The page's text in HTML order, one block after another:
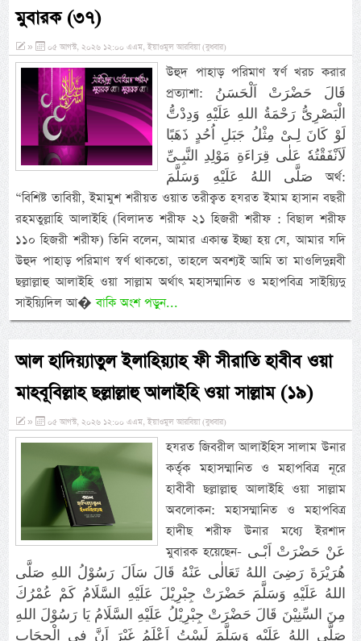
মুবারক (৩৭)
» ০৫ আগস্ট, ২০২৬ ১২:০০ এএম, ইয়াওমুল আরবিয়া (বুধবার)
উহুদ পাহাড় পরিমাণ স্বর্ণ খরচ করার
প্রত্যাশা: قَالَ حَضْرَتْ اَلْحَسَنُ
الْبَصْرِىُّ رَحْمَةُ اللهِ عَلَيْهِ وَدِدْتُّ
لَوْ كَانَ لِـىْ مِثْلُ جَبَلِ اُحُدٍ ذَهَبًا
لَاَنْفَقْتُهٗ عَلٰى قِرَاءَةِ مَوْلِدِ النَّبِـىِّ
صَلَّى اللهُ عَلَيْهِ وَسَلَّمَ অর্থ:
“বিশিষ্ট তাবিয়ী, ইমামুশ শরীয়ত ওয়াত তরীক্বত হযরত ইমাম হাসান বছরী
রহমতুল্লাহি আলাইহি (বিলাদত শরীফ ২১ হিজরী শরীফ : বিছাল শরীফ
১১০ হিজরী শরীফ) তিনি বলেন, আমার একান্ত ইচ্ছা হয় যে, আমার যদি
উহুদ পাহাড় পরিমাণ স্বর্ণ থাকতো, তাহলে অবশ্যই আমি তা মাওলিদুন্নবী
ছল্লাল্লাহু আলাইহি ওয়া সাল্লাম অর্থাৎ মহাসম্মানিত ও মহাপবিত্র সাইয়্যিদু
সাইয়্যিদিল আ�বাকি অংশ পড়ুন...
আল হাদিয়্যাতুল ইলাহিয়্যাহ ফী সীরাতি হাবীব ওয়া
মাহবূবিল্লাহ ছল্লাল্লাহু আলাইহি ওয়া সাল্লাম (১৯)
» ০৫ আগস্ট, ২০২৬ ১২:০০ এএম, ইয়াওমুল আরবিয়া (বুধবার)
হযরত জিবরীল আলাইহিস সালাম উনার
কর্তৃক মহাসম্মানিত ও মহাপবিত্র নূরে
হাবীবী ছল্লাল্লাহু আলাইহি ওয়া সাল্লাম
অবলোকন: মহাসম্মানিত ও মহাপবিত্র
হাদীছ শরীফ উনার মধ্যে ইরশাদ
মুবারক হয়েছেন- عَنْ حَضْرَتْ اَبْـى
هُرَيْرَةَ رَضِىَ اللهُ تَعَالٰى عَنْهُ قَالَ سَاَلَ رَسُوْلُ اللهِ صَلَّى
اللهُ عَلَيْهِ وَسَلَّمَ حَضْرَتْ جِبْرِيْلَ عَلَيْهِ السَّلَامُ كَمْ عُمْرُكَ
مِنَ السِّنِيْنَ قَالَ حَضْرَتْ جِبْرِيْلُ عَلَيْهِ السَّلَامُ يَا رَسُوْلَ اللهِ
صَلَّى اللهُ عَلَيْهِ وَسَلَّمَ لَسْتُ اَعْلَمُ غَيْرَ اَنَّ فِى الْحِجَابِ